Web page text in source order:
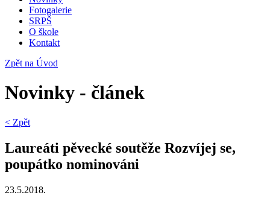
Fotogalerie
SRPŠ
O škole
Kontakt
Zpět na Úvod
Novinky - článek
< Zpět
Laureáti pěvecké soutěže Rozvíjej se,
poupátko nominováni
23.5.2018.